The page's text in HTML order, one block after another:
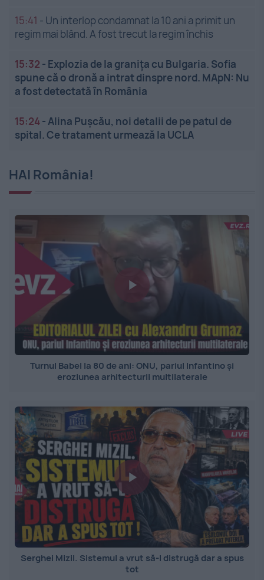
15:41 - Un interlop condamnat la 10 ani a primit un
regim mai blând. A fost trecut la regim închis
15:32 - Explozia de la granița cu Bulgaria. Sofia
spune că o dronă a intrat dinspre nord. MApN: Nu
a fost detectată în România
15:24- Alina Pușcău, noi detalii de pe patul de
spital. Ce tratament urmează la UCLA
HAI România!
Turnul Babel la 80 de ani: ONU, pariul Infantino și
eroziunea arhitecturii multilaterale
Serghei Mizil. Sistemul a vrut să-l distrugă dar a spus
tot